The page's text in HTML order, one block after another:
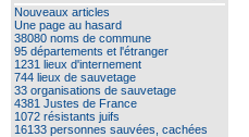
Nouveaux articles
Une page au hasard
38080 noms de commune
95 départements et l'étranger
1231 lieux d'internement
744 lieux de sauvetage
33 organisations de sauvetage
4381 Justes de France
1072 résistants juifs
16133 personnes sauvées, cachées